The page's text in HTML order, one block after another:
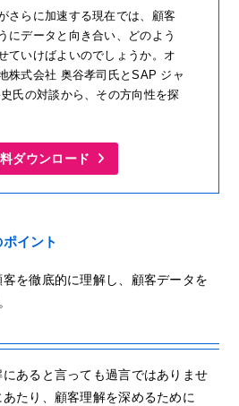
さらに加速する現在では、顧客
にデータと向き合い、どのよう
ていけばよいのでしょうか。オ
株式会社 奥谷孝司氏とSAP ジャ
氏の対談から、その方向性を探
ダウンロード
イント
を徹底的に理解し、顧客データを
あると言っても過言ではありませ
たり、顧客理解を深めるために